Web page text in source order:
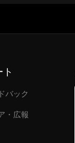
バック
・広報